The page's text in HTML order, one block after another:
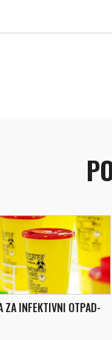
ZA INFEKTIVNI OTPAD-